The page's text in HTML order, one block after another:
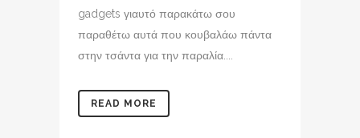
gadgets γιαυτό παρακάτω σου
παραθέτω αυτά που κουβαλάω πάντα
στην τσάντα για την παραλία....
READ MORE